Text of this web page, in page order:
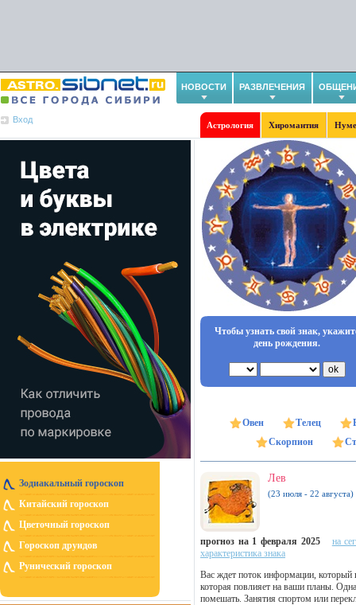
НОВОСТИ РАЗВЛЕЧЕНИЯ
Вход
Астрология Хиромантия
Зодиакальный гороскоп
Китайский гороскоп
Цветочный гороскоп
Гороскоп друидов
Рунический гороскоп
Чтобы узнать свой знак,
день рождения.
Овен Телец
Скорпион
Лев
(23 июля - 22 августа)
прогноз на 1 февраля 2025
на
характеристика знака
Вас ждет поток информации, который
которая повлияет на ваши планы.
помешать. Занятия спортом или